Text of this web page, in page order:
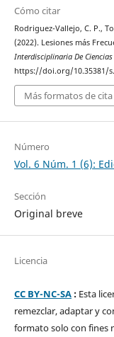
Cómo citar
Rodriguez-Vallejo, C. P.,
(2022). Lesiones más
Interdisciplinaria De
https://doi.org/10.35381/
Más formatos de cita
Número
Vol. 6 Núm. 1 (6):
Sección
Original breve
Licencia
CC BY-NC-SA: Esta
remezclar, adaptar y
formato solo con fines